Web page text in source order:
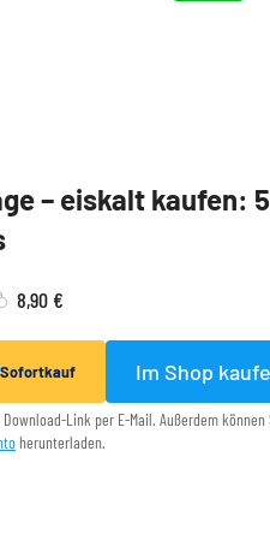
– eiskalt kaufen:
8,90 €
Sofortkauf Im Shop
Link per E-Mail. Außerdem
herunterladen.